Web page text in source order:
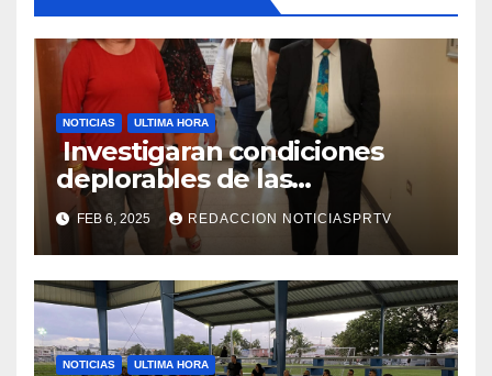
NOTICIAS ULTIMA HORA
Investigaran condiciones
deplorables de las
facilidades el Departamento
de la Salud en Mayagüez
FEB 6, 2025 REDACCION NOTICIASPRTV
NOTICIAS ULTIMA HORA